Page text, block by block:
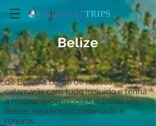
Belize
Descubra a beleza natural e intocada
de Belize a bordo de nossos incríveis
catamarãs com tudo incluído e tenha
a melhor experiência 5 estrelas em
Belize. Veja nossos catamarãs e
roteiros.